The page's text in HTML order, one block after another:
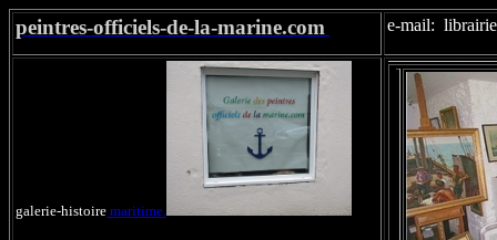
peintres-officiels-de-la-marine.com e-mail:
galerie-histoire maritime.